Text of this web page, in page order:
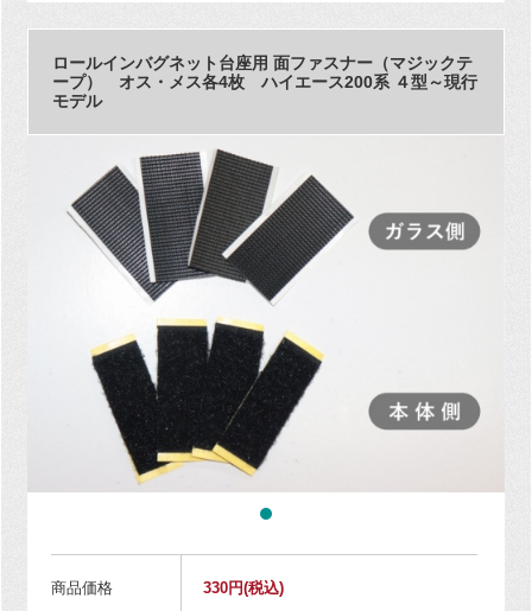
ロールインバグネット台座用 面ファスナー（マジックテ
ープ） オス・メス各4枚 ハイエース200系 ４型～現行
モデル
商品価格 330円(税込)